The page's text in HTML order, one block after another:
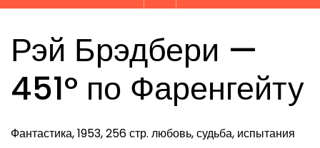
Рэй Брэдбери —
451° по Фаренгейту
Фантастика, 1953, 256 стр. любовь, судьба, испытания